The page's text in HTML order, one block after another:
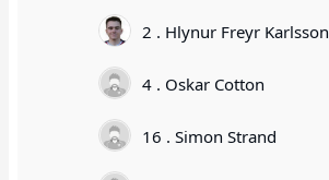
2 . Hlynur Freyr Karlsson
4 . Oskar Cotton
16 . Simon Strand